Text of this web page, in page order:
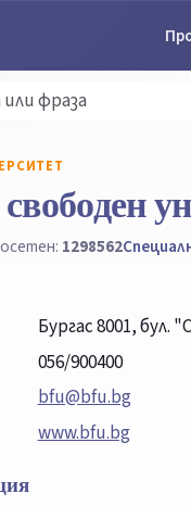
1298562
Бургас 8001, бул.
056/900400
bfu@bfu.bg
www.bfu.bg